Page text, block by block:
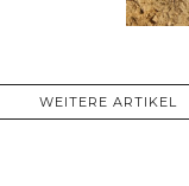
WEITERE ARTIKEL